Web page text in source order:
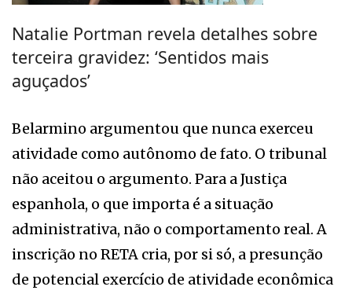
Natalie Portman revela detalhes sobre
terceira gravidez: ‘Sentidos mais
aguçados’
Belarmino argumentou que nunca exerceu
atividade como autônomo de fato. O tribunal
não aceitou o argumento. Para a Justiça
espanhola, o que importa é a situação
administrativa, não o comportamento real. A
inscrição no RETA cria, por si só, a presunção
de potencial exercício de atividade econômica